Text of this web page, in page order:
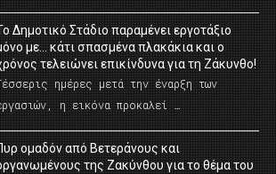
Δημοτικό Στάδιο παραμένει εργοτάξιο
με… κάτι σπασμένα πλακάκια και ο
τελειώνει επικίνδυνα για τη Ζάκυνθο!
ημέρες μετά την έναρξη των
η εικόνα προκαλεί …
ομαδόν από Βετεράνους και
της Ζακύνθου για το θέμα του